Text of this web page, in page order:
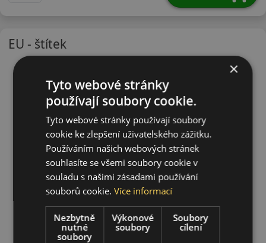
EU - štítek
×
Tyto webové stránky
používají soubory cookie.
Tyto webové stránky používají soubory
cookie ke zlepšení uživatelského zážitku.
Používáním našich webových stránek
souhlasíte se všemi soubory cookie v
souladu s našimi zásadami používání
souborů cookie.Více informací
Nezbytně
nutné
soubory
Výkonové
soubory
Soubory
cílení